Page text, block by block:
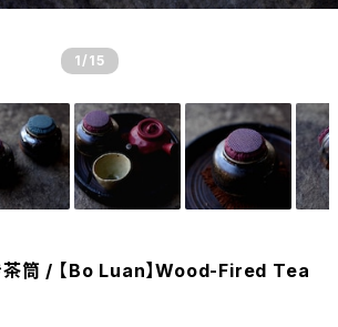
1 /15
茶筒 / 【Bo Luan】Wood-Fired Tea